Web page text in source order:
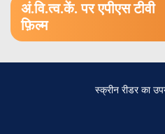
अं.वि.त्व.कें. पर एपीएस टीवी
फ़िल्म
स्क्रीन रीडर का